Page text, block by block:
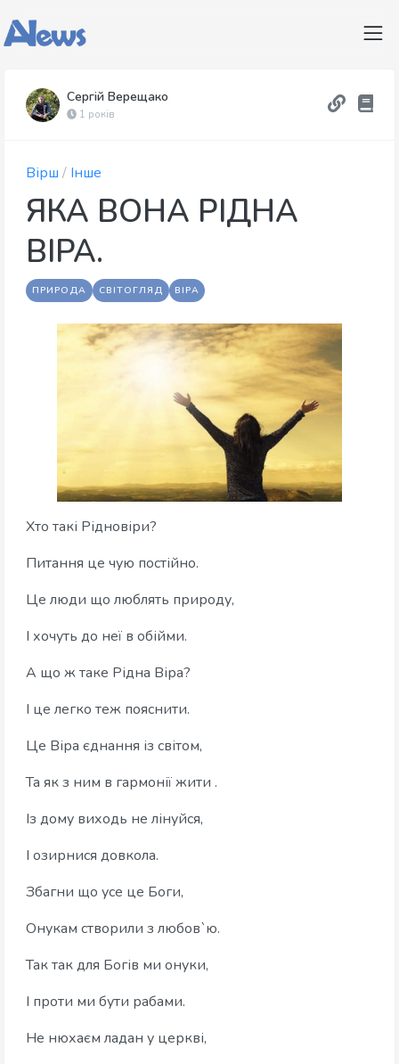
Сергій Верещако
1 років
Вірш / Інше
ЯКА ВОНА РІДНА
ВІРА.
ПРИРОДА СВІТОГЛЯД ВІРА
Хто такі Рідновіри?
Питання це чую постійно.
Це люди що люблять природу,
І хочуть до неї в обійми.
А що ж таке Рідна Віра?
І це легко теж пояснити.
Це Віра єднання із світом,
Та як з ним в гармонії жити .
Із дому виходь не лінуйся,
І озирнися довкола.
Збагни що усе це Боги,
Онукам створили з любов`ю.
Так так для Богів ми онуки,
І проти ми бути рабами.
Не нюхаєм ладан у церкві,